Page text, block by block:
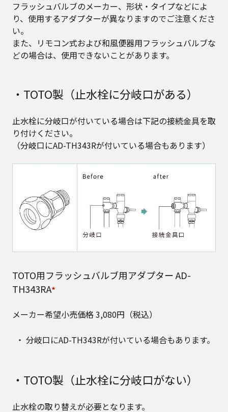
フラッシュバルブのメーカー、形状・タイプなどによ
り、使用するアダプターが異なりますのでご注意くださ
い。​
また、リモコン式および和風便器用フラッシュバルブな
どの場合は、使用できないことがあります。​
・TOTO製（止水栓に分岐口がある）
止水栓に分岐口が付いている場合は下記の接続金具を取
り付けください。
（分岐口にAD-TH343Rが付いている場合もあります）
TOTO用フラッシュバルブ用アダプター AD-
TH343RA★
メーカー希望小売価格 3,080円（税込）
分岐口にAD-TH343Rが付いている場合もあります。
・TOTO製（止水栓に分岐口がない）
止水栓の取り替えが必要となります。​